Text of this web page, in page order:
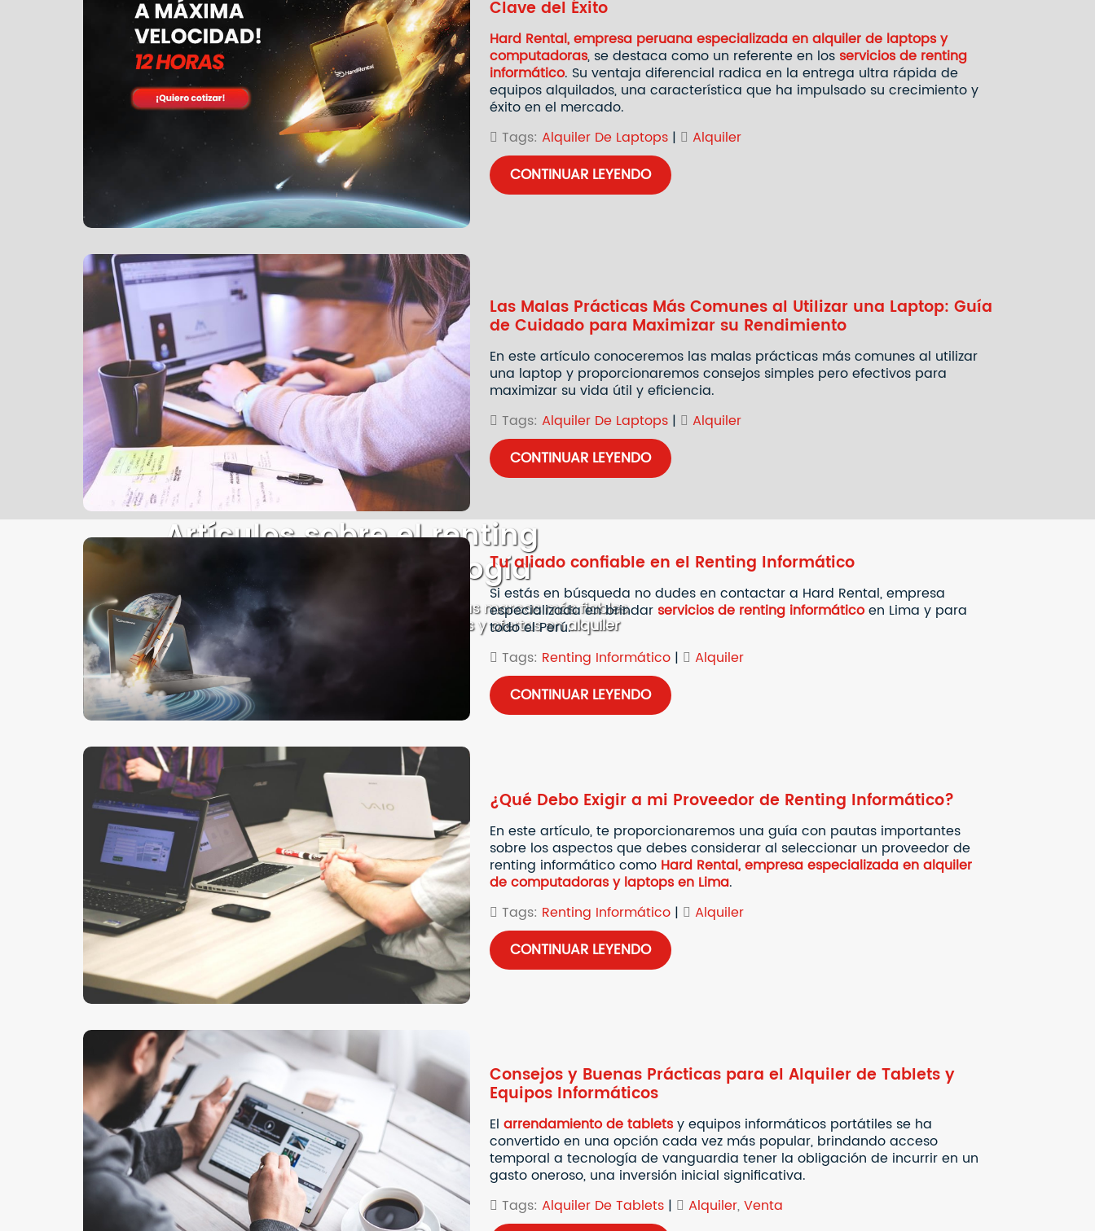
Artículos sobre el renting
informático y tecnología
Amplio stock de equipos informáticos en las marcas más fiables
del mercado. Consulta por nuestros planes y ofertas enalquiler
de laptops.
Solicita una cotización
Clave del Éxito
Hard Rental, empresa peruana especializada en alquiler de laptops y
computadoras, se destaca como un referente en los servicios de renting
informático. Su ventaja diferencial radica en la entrega ultra rápida de
equipos alquilados, una característica que ha impulsado su crecimiento y
éxito en el mercado.
Tags: Alquiler De Laptops | Alquiler
CONTINUAR LEYENDO
Las Malas Prácticas Más Comunes al Utilizar una Laptop: Guía
de Cuidado para Maximizar su Rendimiento
En este artículo conoceremos las malas prácticas más comunes al utilizar
una laptop y proporcionaremos consejos simples pero efectivos para
maximizar su vida útil y eficiencia.
Tags: Alquiler De Laptops | Alquiler
CONTINUAR LEYENDO
Tu aliado confiable en el Renting Informático
Si estás en búsqueda no dudes en contactar a Hard Rental, empresa
especializada en brindar servicios de renting informáticoen Lima y para
todo el Perú.
Tags: Renting Informático | Alquiler
CONTINUAR LEYENDO
¿Qué Debo Exigir a mi Proveedor de Renting Informático?
En este artículo, te proporcionaremos una guía con pautas importantes
sobre los aspectos que debes considerar al seleccionar un proveedor de
renting informático como Hard Rental, empresa especializada en alquiler
de computadoras y laptops en Lima.
Tags: Renting Informático | Alquiler
CONTINUAR LEYENDO
Consejos y Buenas Prácticas para el Alquiler de Tablets y
Equipos Informáticos
El arrendamiento de tabletsy equipos informáticos portátiles se ha
convertido en una opción cada vez más popular, brindando acceso
temporal a tecnología de vanguardia tener la obligación de incurrir en un
gasto oneroso, una inversión inicial significativa.
Tags: Alquiler De Tablets | Alquiler,Venta